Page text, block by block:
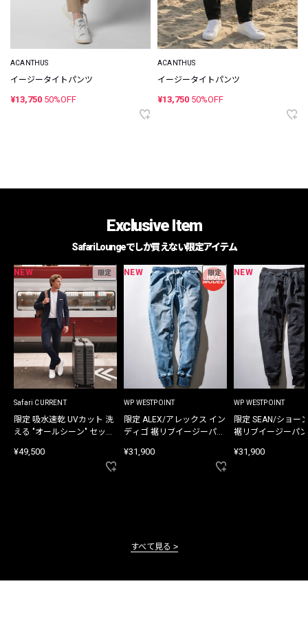
ACANTHUS
イージータイトパンツ
¥13,750 50%OFF
ACANTHUS
イージータイトパンツ
¥13,750 50%OFF
Exclusive Item
Safari Loungeでしか買えない限定アイテム
NEW 限定
Safari CURRENT
限定 吸水速乾 UVカット 洗
える "オールシーン" セット
¥49,500
NEW 限定
WP WESTPOINT
限定 ALEX/アレックス イン
ディゴ 裾リブイージーパン
¥31,900
NEW
WP WESTPOINT
限定 SEAN/ショー
裾リブイージーパ
¥31,900
すべて見る